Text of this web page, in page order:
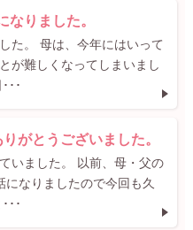
なりました。
た。 母は、今年にはいって
が難しくなってしまいまし
･･
がとうございました。
いました。 以前、母・父の
なりましたので今回も久
･･